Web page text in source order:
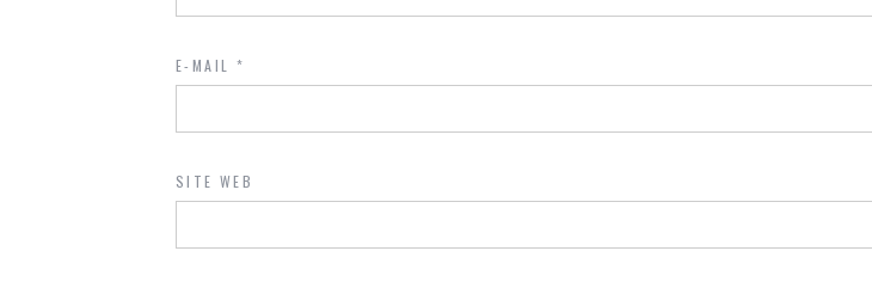
E-MAIL *
SITE WEB